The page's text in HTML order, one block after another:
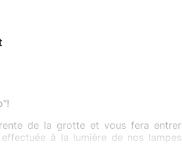
de la grotte et vous fera entrer
à la lumière de nos lampes